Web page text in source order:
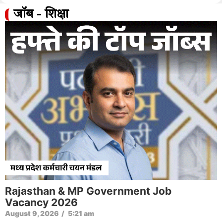
जॉब - शिक्षा
Rajasthan & MP Government Job
Vacancy 2026
August 9, 2026 / 5:21 am